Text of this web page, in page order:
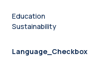
Education
Sustainability
Language_Checkbox